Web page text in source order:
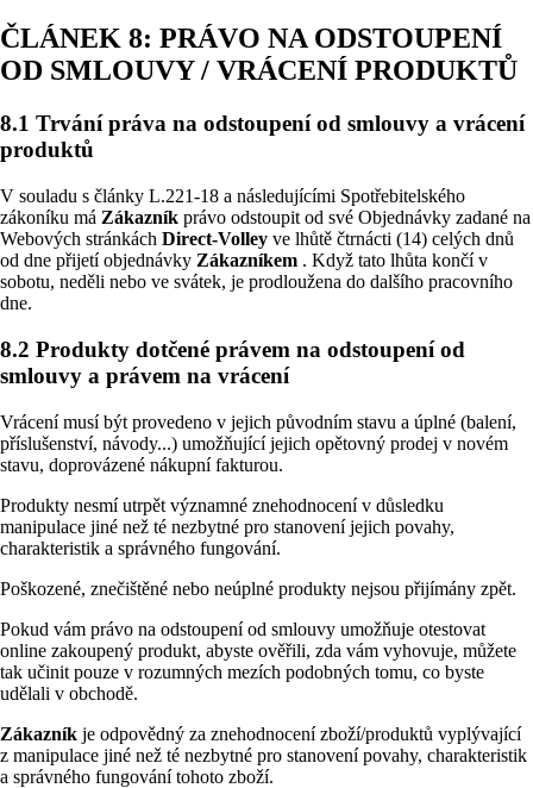
ČLÁNEK 8: PRÁVO NA ODSTOUPENÍ
OD SMLOUVY / VRÁCENÍ PRODUKTŮ
8.1 Trvání práva na odstoupení od smlouvy a vrácení
produktů
V souladu s články L.221-18 a následujícími Spotřebitelského
zákoníku má Zákazník právo odstoupit od své Objednávky zadané na
Webových stránkách Direct-Volley ve lhůtě čtrnácti (14) celých dnů
od dne přijetí objednávky Zákazníkem . Když tato lhůta končí v
sobotu, neděli nebo ve svátek, je prodloužena do dalšího pracovního
dne.
8.2 Produkty dotčené právem na odstoupení od
smlouvy a právem na vrácení
Vrácení musí být provedeno v jejich původním stavu a úplné (balení,
příslušenství, návody...) umožňující jejich opětovný prodej v novém
stavu, doprovázené nákupní fakturou.
Produkty nesmí utrpět významné znehodnocení v důsledku
manipulace jiné než té nezbytné pro stanovení jejich povahy,
charakteristik a správného fungování.
Poškozené, znečištěné nebo neúplné produkty nejsou přijímány zpět.
Pokud vám právo na odstoupení od smlouvy umožňuje otestovat
online zakoupený produkt, abyste ověřili, zda vám vyhovuje, můžete
tak učinit pouze v rozumných mezích podobných tomu, co byste
udělali v obchodě.
Zákazník je odpovědný za znehodnocení zboží/produktů vyplývající
z manipulace jiné než té nezbytné pro stanovení povahy, charakteristik
a správného fungování tohoto zboží.